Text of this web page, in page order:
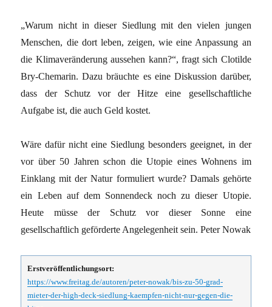
„Warum nicht in dieser Siedlung mit den vielen jungen
Menschen, die dort leben, zeigen, wie eine Anpassung an
die Klimaveränderung aussehen kann?“, fragt sich Clotilde
Bry-Chemarin. Dazu bräuchte es eine Diskussion darüber,
dass der Schutz vor der Hitze eine gesellschaftliche
Aufgabe ist, die auch Geld kostet.
Wäre dafür nicht eine Siedlung besonders geeignet, in der
vor über 50 Jahren schon die Utopie eines Wohnens im
Einklang mit der Natur formuliert wurde? Damals gehörte
ein Leben auf dem Sonnendeck noch zu dieser Utopie.
Heute müsse der Schutz vor dieser Sonne eine
gesellschaftlich geförderte Angelegenheit sein. Peter Nowak
Erstveröffentlichungsort:
https://www.freitag.de/autoren/peter-nowak/bis-zu-50-grad-
mieter-der-high-deck-siedlung-kaempfen-nicht-nur-gegen-die-